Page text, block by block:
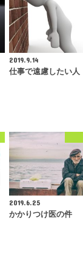
2019.9.14
仕事で遠慮したい人
2019.6.25
かかりつけ医の件